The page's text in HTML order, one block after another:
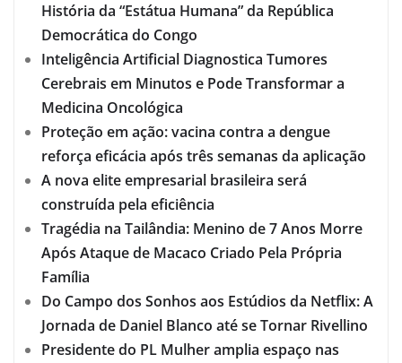
História da “Estátua Humana” da República
Democrática do Congo
Inteligência Artificial Diagnostica Tumores
Cerebrais em Minutos e Pode Transformar a
Medicina Oncológica
Proteção em ação: vacina contra a dengue
reforça eficácia após três semanas da aplicação
A nova elite empresarial brasileira será
construída pela eficiência
Tragédia na Tailândia: Menino de 7 Anos Morre
Após Ataque de Macaco Criado Pela Própria
Família
Do Campo dos Sonhos aos Estúdios da Netflix: A
Jornada de Daniel Blanco até se Tornar Rivellino
Presidente do PL Mulher amplia espaço nas